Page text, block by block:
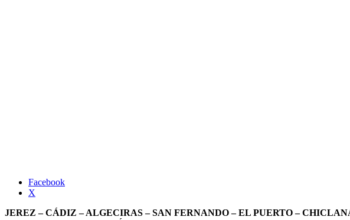
Facebook
X
JEREZ – CÁDIZ – ALGECIRAS – SAN FERNANDO – EL PUERTO –